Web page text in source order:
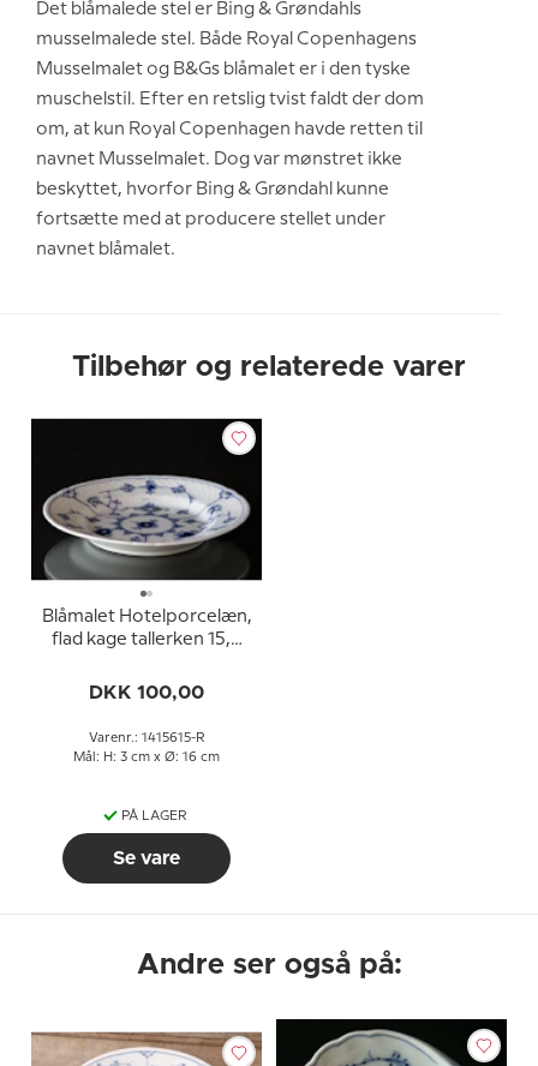
Det blåmalede stel er Bing & Grøndahls
musselmalede stel. Både Royal Copenhagens
Musselmalet og B&Gs blåmalet er i den tyske
muschelstil. Efter en retslig tvist faldt der dom
om, at kun Royal Copenhagen havde retten til
navnet Musselmalet. Dog var mønstret ikke
beskyttet, hvorfor Bing & Grøndahl kunne
fortsætte med at producere stellet under
navnet blåmalet.
Tilbehør og relaterede varer
Blåmalet Hotelporcelæn,
flad kage tallerken 15,5
Grøndahl nr. 1002 eller
DKK 100,00
Varenr.: 1415615-R
Mål: H: 3 cm x Ø: 16 cm
PÅ LAGER
Se vare
Andre ser også på: